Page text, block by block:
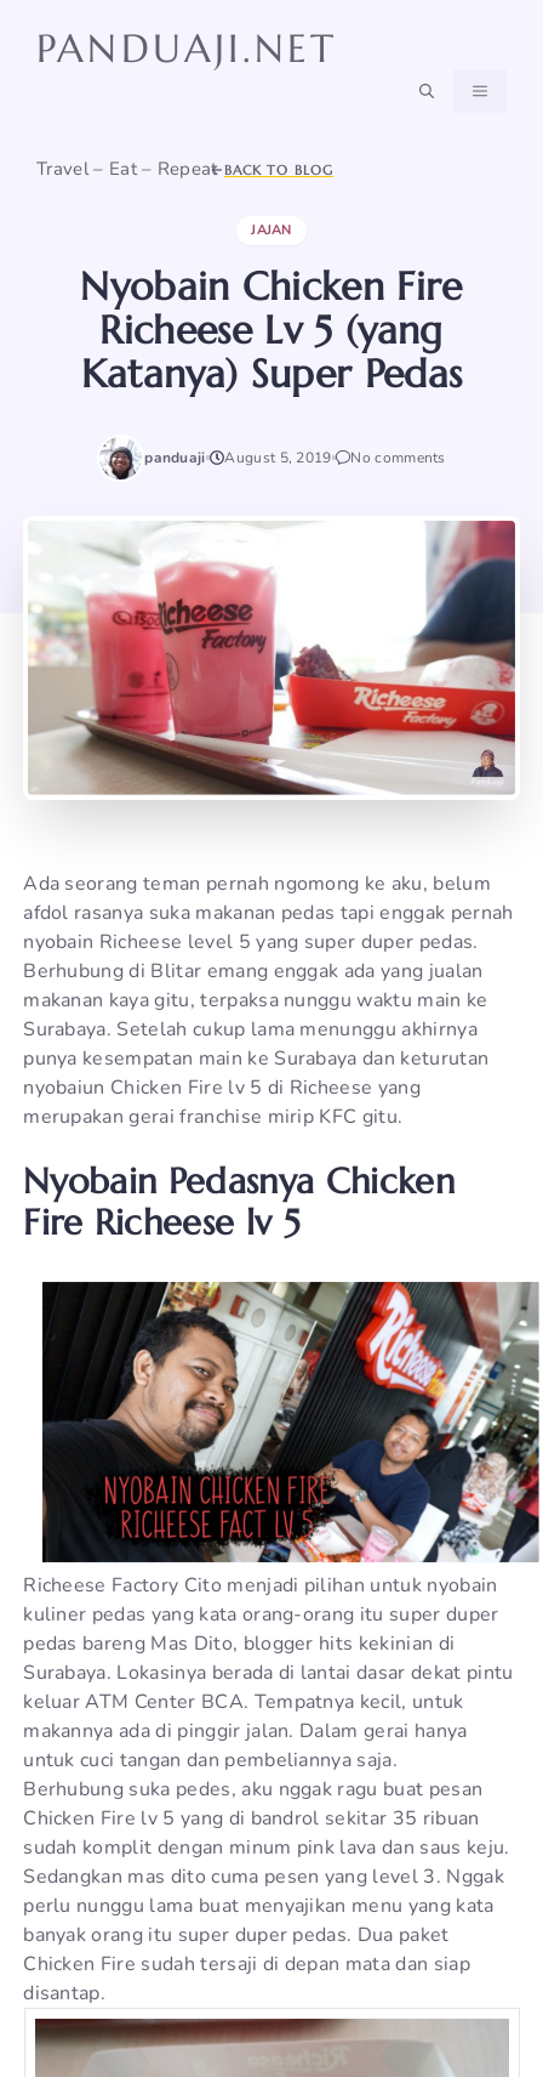
PANDUAJI.NET
Travel – Eat – Repeat
MENU
BACK TO BLOG
JAJAN
Nyobain Chicken Fire
Richeese Lv 5 (yang
Katanya) Super Pedas
panduaji August 5, 2019 No comments
Ada seorang teman pernah ngomong ke aku, belum
afdol rasanya suka makanan pedas tapi enggak pernah
nyobain Richeese level 5 yang super duper pedas.
Berhubung di Blitar emang enggak ada yang jualan
makanan kaya gitu, terpaksa nunggu waktu main ke
Surabaya. Setelah cukup lama menunggu akhirnya
punya kesempatan main ke Surabaya dan keturutan
nyobaiun Chicken Fire lv 5 di Richeese yang
merupakan gerai franchise mirip KFC gitu.
Nyobain Pedasnya Chicken
Fire Richeese lv 5
Richeese Factory Cito menjadi pilihan untuk nyobain
kuliner pedas yang kata orang-orang itu super duper
pedas bareng Mas Dito, blogger hits kekinian di
Surabaya. Lokasinya berada di lantai dasar dekat pintu
keluar ATM Center BCA. Tempatnya kecil, untuk
makannya ada di pinggir jalan. Dalam gerai hanya
untuk cuci tangan dan pembeliannya saja.
Berhubung suka pedes, aku nggak ragu buat pesan
Chicken Fire lv 5 yang di bandrol sekitar 35 ribuan
sudah komplit dengan minum pink lava dan saus keju.
Sedangkan mas dito cuma pesen yang level 3. Nggak
perlu nunggu lama buat menyajikan menu yang kata
banyak orang itu super duper pedas. Dua paket
Chicken Fire sudah tersaji di depan mata dan siap
disantap.